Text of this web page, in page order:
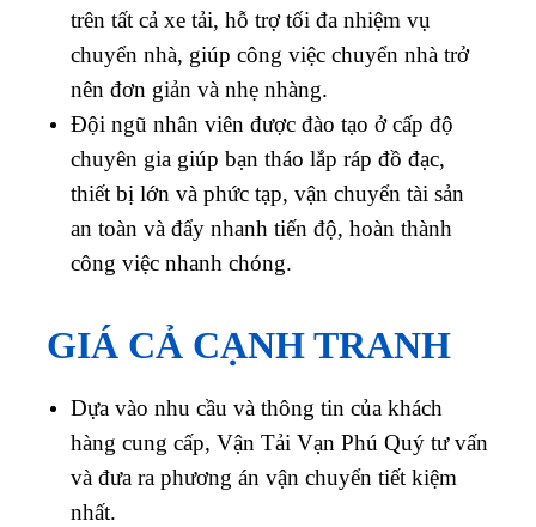
trên tất cả xe tải, hỗ trợ tối đa nhiệm vụ
chuyển nhà, giúp công việc chuyển nhà trở
nên đơn giản và nhẹ nhàng.
Đội ngũ nhân viên được đào tạo ở cấp độ
chuyên gia giúp bạn tháo lắp ráp đồ đạc,
thiết bị lớn và phức tạp, vận chuyển tài sản
an toàn và đẩy nhanh tiến độ, hoàn thành
công việc nhanh chóng.
GIÁ CẢ CẠNH TRANH
Dựa vào nhu cầu và thông tin của khách
hàng cung cấp, Vận Tải Vạn Phú Quý tư vấn
và đưa ra phương án vận chuyển tiết kiệm
nhất.